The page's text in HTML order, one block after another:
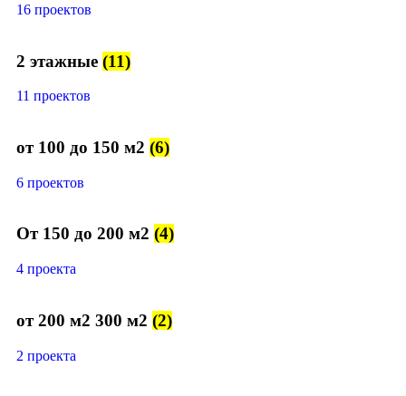
16 проектов
2 этажные (11)
11 проектов
от 100 до 150 м2 (6)
6 проектов
От 150 до 200 м2 (4)
4 проекта
от 200 м2 300 м2 (2)
2 проекта